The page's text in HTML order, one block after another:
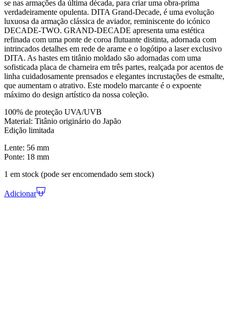
se nas armações da última década, para criar uma obra-prima
verdadeiramente opulenta. DITA Grand-Decade, é uma evolução
luxuosa da armação clássica de aviador, reminiscente do icónico
DECADE-TWO. GRAND-DECADE apresenta uma estética
refinada com uma ponte de coroa flutuante distinta, adornada com
intrincados detalhes em rede de arame e o logótipo a laser exclusivo
DITA. As hastes em titânio moldado são adornadas com uma
sofisticada placa de charneira em três partes, realçada por acentos de
linha cuidadosamente prensados e elegantes incrustações de esmalte,
que aumentam o atrativo. Este modelo marcante é o expoente
máximo do design artístico da nossa coleção.
100% de proteção UVA/UVB
Material: Titânio originário do Japão
Edição limitada
Lente: 56 mm
Ponte: 18 mm
1 em stock (pode ser encomendado sem stock)
Adicionar